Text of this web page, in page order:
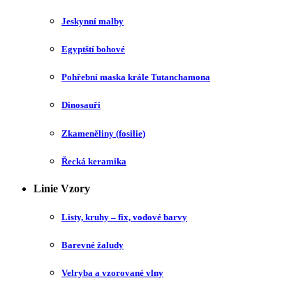
Jeskynní malby
Egyptští bohové
Pohřební maska krále Tutanchamona
Dinosauři
Zkameněliny (fosilie)
Řecká keramika
Linie Vzory
Listy, kruhy – fix, vodové barvy
Barevné žaludy
Velryba a vzorované vlny